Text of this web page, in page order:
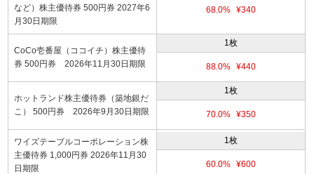
など）株主優待券 500円券 2027年6
月30日期限
68.0% ¥340
CoCo壱番屋（ココイチ）株主優待
券 500円券 2026年11月30日期限
1枚
88.0% ¥440
ホットランド株主優待券（築地銀だ
こ） 500円券 2026年9月30日期限
1枚
70.0% ¥350
ワイズテーブルコーポレーション株
主優待券 1,000円券 2026年11月30
日期限
1枚
60.0% ¥600